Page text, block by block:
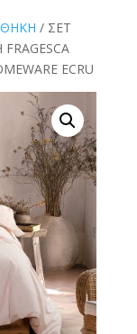
/ ΣΕΤ
ECRU